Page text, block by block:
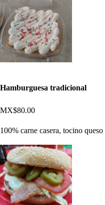
Hamburguesa tradicional
MX$80.00
100% carne casera, tocino